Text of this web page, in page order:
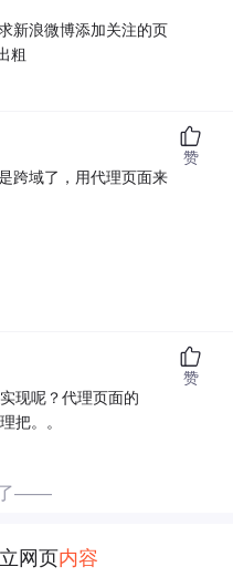
新浪微博添加关注的页
粗
跨域了，用代理页面来
赞
现呢？代理页面的
把。。
赞
——
网页内容